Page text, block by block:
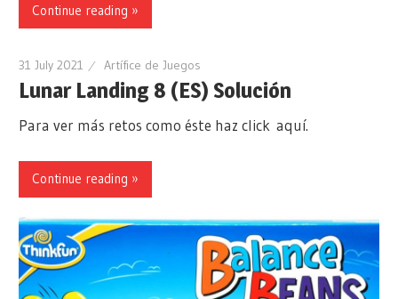
Continue reading »
31 July 2021 Artífice de Juegos
Lunar Landing 8 (ES) Solución
Para ver más retos como éste haz click aquí.
Continue reading »